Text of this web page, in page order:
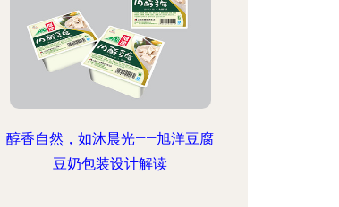
醇香自然，如沐晨光——旭洋豆腐
豆奶包装设计解读